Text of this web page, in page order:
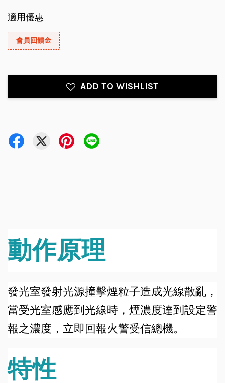
適用優惠
會員回饋金
ADD TO WISHLIST
動作原理
發光室發射光源撞擊煙粒子造成光線散亂，
當受光室感應到光線時，煙濃度達到設定警
報之濃度，立即回報火警受信總機。
特性